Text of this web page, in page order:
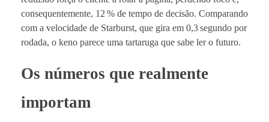
consequentemente, 12 % de tempo de decisão. Comparando
com a velocidade de Starburst, que gira em 0,3 segundo por
rodada, o keno parece uma tartaruga que sabe ler o futuro.
Os números que realmente
importam